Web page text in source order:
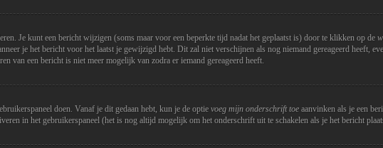
Je kunt een bericht wijzigen (soms maar voor een beperkte tijd nadat het geplaatst is) door te klikken op de
je het bericht voor het laatst je gewijzigd hebt. Dit zal niet verschijnen als nog niemand gereageerd heeft,
van een bericht is niet meer mogelijk van zodra er iemand gereageerd heeft.
doen. Vanaf je dit gedaan hebt, kun je de optie voeg mijn onderschrift toe aanvinken als je een
in het gebruikerspaneel (het is nog altijd mogelijk om het onderschrift uit te schakelen als je het bericht